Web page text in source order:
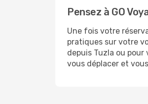
Pensez à GO
Une fois votre
pratiques sur votre
depuis Tuzla ou
vous déplacer et